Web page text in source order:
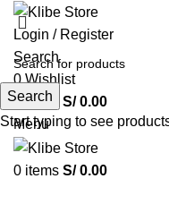
Login / Register
Search
0Wishlist
0items S/0.00
Menu
0 items S/0.00
Search
Start typing to see